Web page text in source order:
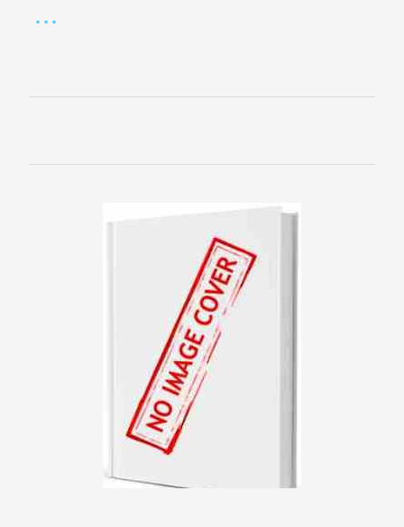
Литература
20
литература